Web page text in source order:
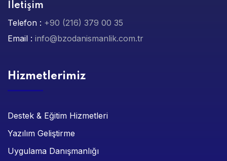
İletişim
Telefon : +90 (216) 379 00 35
Email : info@bzodanismanlik.com.tr
Hizmetlerimiz
Destek & Eğitim Hizmetleri
Yazılım Geliştirme
Uygulama Danışmanlığı